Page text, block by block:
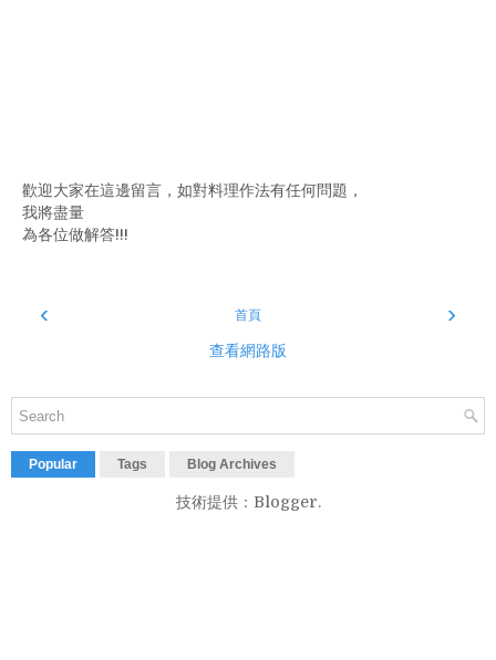
歡迎大家在這邊留言，如對料理作法有任何問題，
我將盡量
為各位做解答!!!
‹ ›
首頁
查看網路版
Popular Tags Blog Archives
技術提供： Blogger.